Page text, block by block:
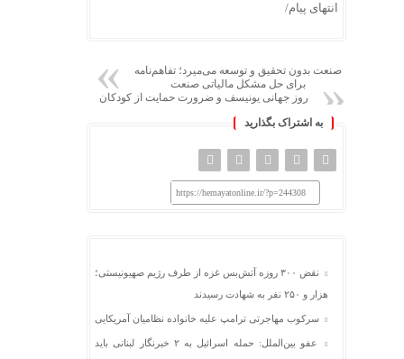
انتهای پیام/
صنعت بدون تحقیق و توسعه می‌میرد؛ تفاهم‌نامه
برای حل مشکل مالیاتی صنعت
روز جهانی یونیسف و ضرورت حمایت از کودکان
به اشتراک بگذارید
https://hemayatonline.ir/?p=244308
نقض ۳۰۰ روزه آتش‌بس غزه از طرف رژیم صهیونیستی؛
هزار و ۲۵۰ نفر به شهادت رسیدند
سرکوب مهاجرتی ترامپ علیه خانواده نظامیان آمریکایی
عفو بین‌الملل: حمله اسرائیل به ۲ خبرنگار لبنانی باید